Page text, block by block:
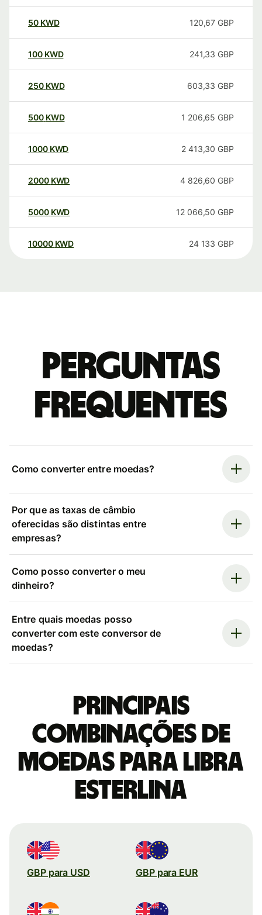
50 KWD 120,67 GBP
100 KWD 241,33 GBP
250 KWD 603,33 GBP
500 KWD 1 206,65 GBP
1000 KWD 2 413,30 GBP
2000 KWD 4 826,60 GBP
5000 KWD 12 066,50 GBP
10000 KWD 24 133 GBP
Perguntas
frequentes
Como converter entre moedas?
Por que as taxas de câmbio
oferecidas são distintas entre
empresas?
Como posso converter o meu
dinheiro?
Entre quais moedas posso
converter com este conversor de
moedas?
Principais
combinações de
moedas para Libra
esterlina
GBP para USD GBP para EUR